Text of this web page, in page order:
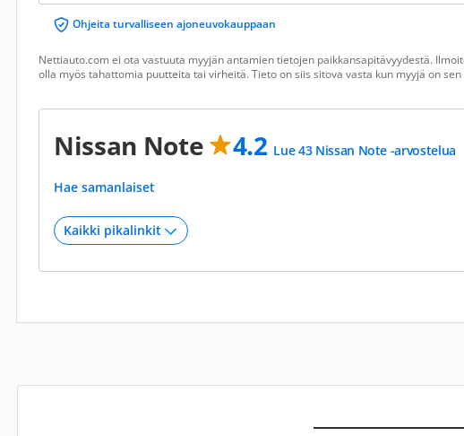
Ohjeita turvalliseen ajoneuvokauppaan
Nettiauto.com ei ota vastuuta myyjän antamien tietojen paikkansapitävyydestä.
olla myös tahattomia puutteita tai virheitä. Tieto on siis sitova vasta kun myyjä on
Nissan Note 4.2 Lue 43 Nissan Note -arvostelua
Hae samanlaiset